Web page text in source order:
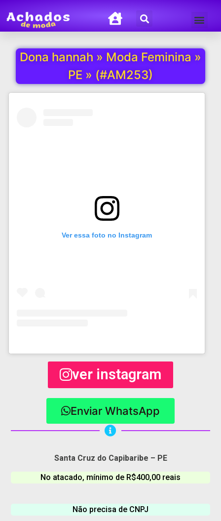
Dona hannah » Moda Feminina »
PE » (#AM253)
Ver essa foto no Instagram
ver instagram
Enviar WhatsApp
Santa Cruz do Capibaribe – PE
No atacado, mínimo de R$400,00 reais
Não precisa de CNPJ